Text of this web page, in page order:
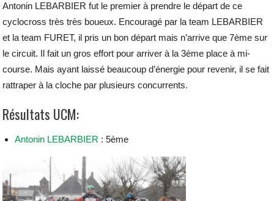
Antonin LEBARBIER fut le premier à prendre le départ de ce
cyclocross très très boueux. Encouragé par la team LEBARBIER
et la team FURET, il pris un bon départ mais n’arrive que 7ème sur
le circuit. Il fait un gros effort pour arriver à la 3ème place à mi-
course. Mais ayant laissé beaucoup d’énergie pour revenir, il se fait
rattraper à la cloche par plusieurs concurrents.
Résultats UCM:
Antonin LEBARBIER : 5ème